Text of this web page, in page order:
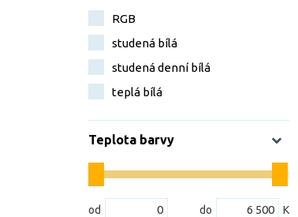
RGB
studená bílá
studená denní bílá
teplá bílá
Teplota barvy